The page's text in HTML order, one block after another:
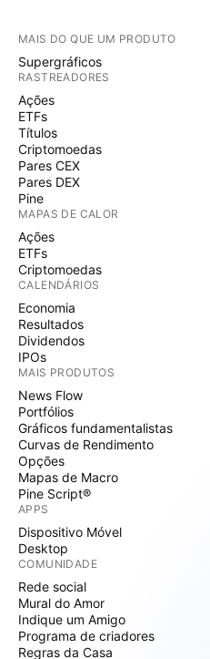
MAIS DO QUE UM PRODUTO
Supergráficos
RASTREADORES
Ações
ETFs
Títulos
Criptomoedas
Pares CEX
Pares DEX
Pine
MAPAS DE CALOR
Ações
ETFs
Criptomoedas
CALENDÁRIOS
Economia
Resultados
Dividendos
IPOs
MAIS PRODUTOS
News Flow
Portfólios
Gráficos fundamentalistas
Curvas de Rendimento
Opções
Mapas de Macro
Pine Script®
APPS
Dispositivo Móvel
Desktop
COMUNIDADE
Rede social
Mural do Amor
Indique um Amigo
Programa de criadores
Regras da Casa